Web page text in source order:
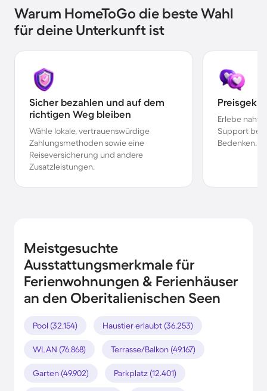
Warum HomeToGo die beste Wahl
für deine Unterkunft ist
Sicher bezahlen und auf dem
richtigen Weg bleiben
Wähle lokale, vertrauenswürdige
Zahlungsmethoden sowie eine
Reiseversicherung und andere
Zusatzleistungen.
Erlebe
Support bei
Bedenken.
Meistgesuchte
Ausstattungsmerkmale für
Ferienwohnungen & Ferienhäuser
an den Oberitalienischen Seen
Pool (32.154) Haustier erlaubt (36.253)
WLAN (76.868) Terrasse/Balkon (49.167)
Garten (49.902) Parkplatz (12.401)